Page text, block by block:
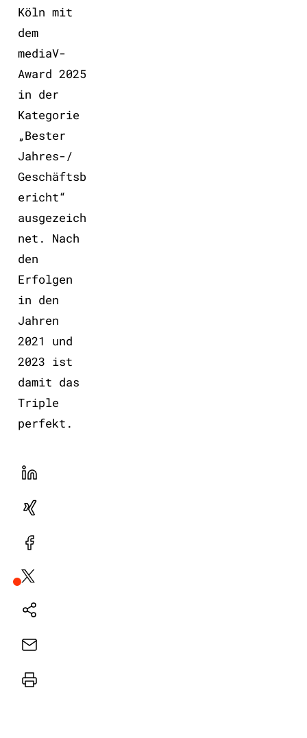
Köln mit
dem
mediaV-
Award 2025
in der
Kategorie
„Bester
Jahres-/
Geschäftsb
ericht“
ausgezeich
net. Nach
den
Erfolgen
in den
Jahren
2021 und
2023 ist
damit das
Triple
perfekt.
LinekdIn
Xing
Facebook
Plattform
Natives
E-
Drucker